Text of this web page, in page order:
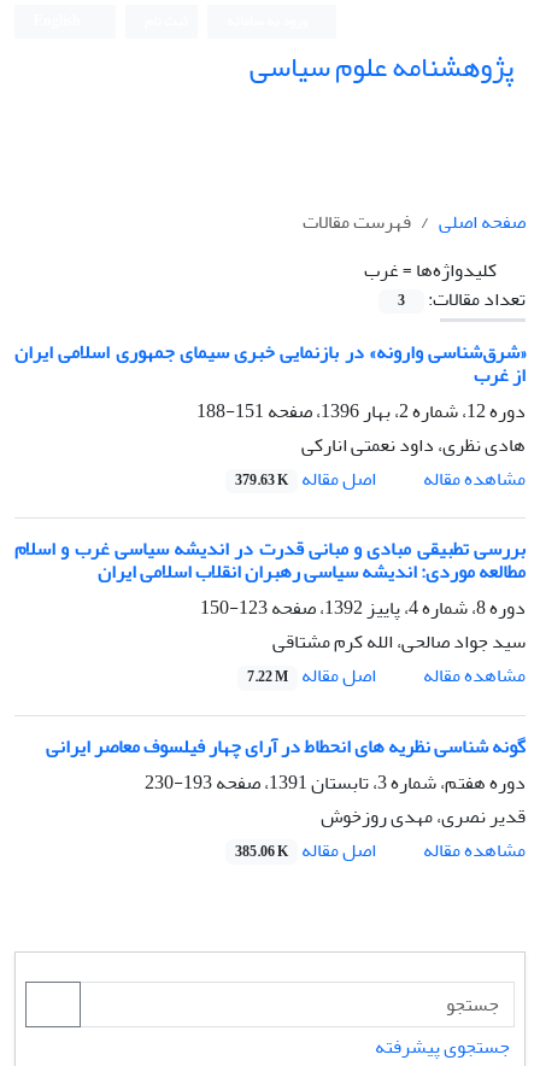
پژوهشنامه علوم سیاسی
صفحه اصلی
فهرست مقالات
کلیدواژه‌ها =غرب
تعداد مقالات:
3
«شرق‌شناسی وارونه» در بازنمایی خبری سیمای جمهوری اسلامی ایران
از غرب
دوره 12، شماره 2، بهار 1396، صفحه
151-188
هادی نظری، داود نعمتی انارکی
مشاهده مقاله
اصل مقاله 379.63 K
بررسی تطبیقی مبادی و مبانی قدرت در اندیشه سیاسی غرب و اسلام
مطالعه موردی: اندیشه سیاسی رهبران انقلاب اسلامی ایران
دوره 8، شماره 4، پاییز 1392، صفحه
123-150
سید جواد صالحی، الله کرم مشتاقی
مشاهده مقاله
اصل مقاله 7.22 M
گونه شناسی نظریه های انحطاط در آرای چهار فیلسوف معاصر ایرانی
دوره هفتم، شماره 3، تابستان 1391، صفحه
193-230
قدیر نصری، مهدی روزخوش
مشاهده مقاله
اصل مقاله 385.06 K
جستجوی پیشرفته